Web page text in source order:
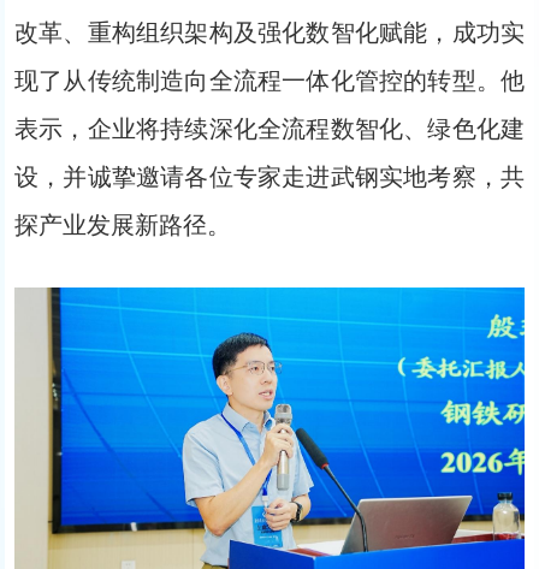
改革、重构组织架构及强化数智化赋能，成功实
现了从传统制造向全流程一体化管控的转型。他
表示，企业将持续深化全流程数智化、绿色化建
设，并诚挚邀请各位专家走进武钢实地考察，共
探产业发展新路径。